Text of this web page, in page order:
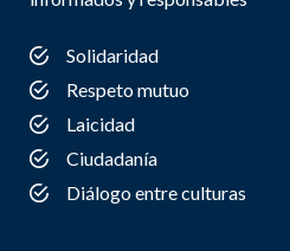
Solidaridad
Respeto mutuo
Laicidad
Ciudadanía
Diálogo entre culturas